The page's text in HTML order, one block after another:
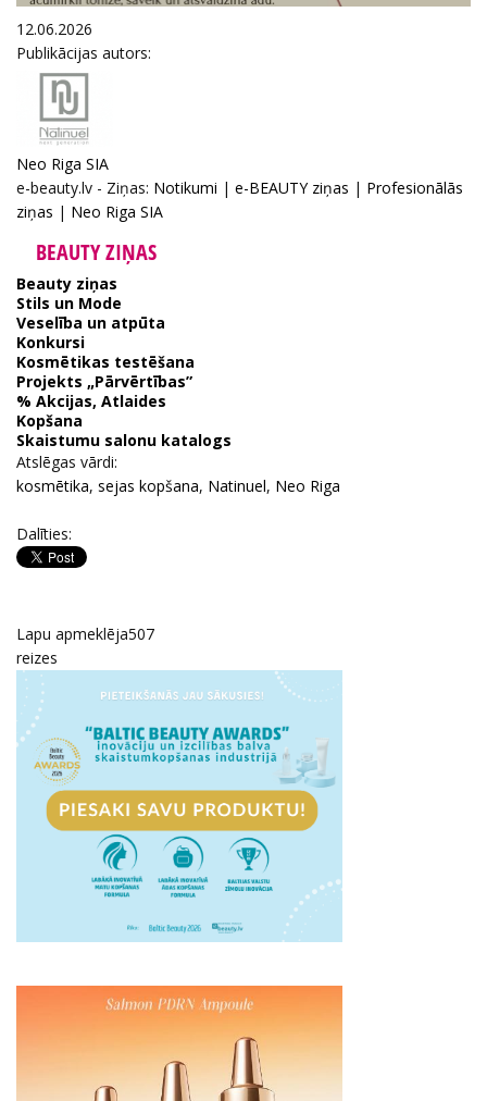
12.06.2026
Publikācijas autors:
Neo Riga SIA
e-beauty.lv - Ziņas: Notikumi | e-BEAUTY ziņas | Profesionālās
ziņas | Neo Riga SIA
BEAUTY ZIŅAS
Beauty ziņas
Stils un Mode
Veselība un atpūta
Konkursi
Kosmētikas testēšana
Projekts „Pārvērtības”
% Akcijas, Atlaides
Kopšana
Skaistumu salonu katalogs
Atslēgas vārdi:
kosmētika, sejas kopšana, Natinuel, Neo Riga
Dalīties:
Lapu apmeklēja507
reizes